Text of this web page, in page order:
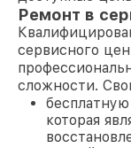
Ремонт в
сервисного
сложности.
которая